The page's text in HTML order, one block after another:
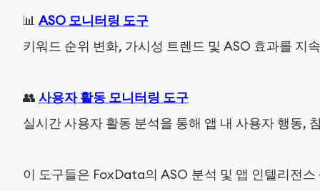
📊 ASO 모니터링 도구
키워드 순위 변화, 가시성 트렌드 및 ASO 효과를 지
👥 사용자 활동 모니터링 도구
실시간 사용자 활동 분석을 통해 앱 내 사용자 행동,
이 도구들은 FoxData의 ASO 분석 및 앱 인텔리전